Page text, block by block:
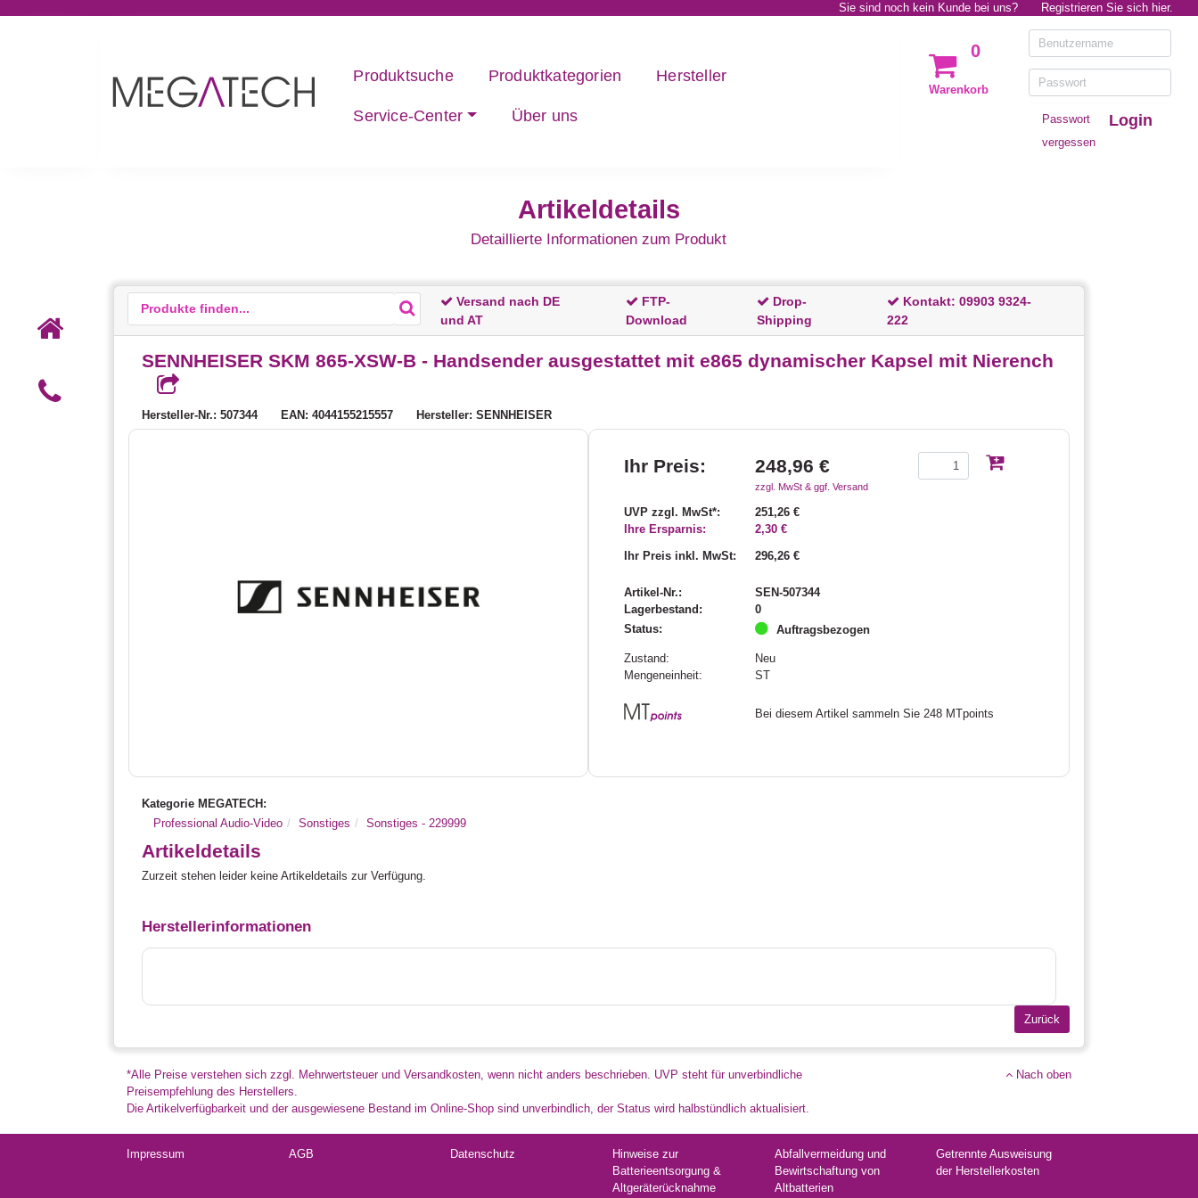
Sie sind noch kein Kunde bei uns? Registrieren Sie sich hier.
Produktsuche Produktkategorien Hersteller
Service-Center Über uns
0
Warenkorb
Passwort
vergessen
Login
Artikeldetails
Detaillierte Informationen zum Produkt
Versand nach DE
und AT
FTP-
Download
Drop-
Shipping
Kontakt:09903 9324-
222
SENNHEISER SKM 865-XSW-B - Handsender ausgestattet mit e865 dynamischer Kapsel mit Nierench
Hersteller-Nr.: 507344 EAN: 4044155215557 Hersteller: SENNHEISER
Ihr Preis: 248,96 €
zzgl. MwSt & ggf. Versand
UVP zzgl. MwSt*:
251,26 €
Ihre Ersparnis:
2,30 €
Ihr Preis inkl. MwSt:
296,26 €
Artikel-Nr.:
SEN-507344
Lagerbestand:
0
Status:
Auftragsbezogen
Zustand:
Neu
Mengeneinheit:
ST
Bei diesem Artikel sammeln Sie 248 MTpoints
Kategorie MEGATECH:
Professional Audio-Video
Sonstiges Sonstiges - 229999
Artikeldetails
Zurzeit stehen leider keine Artikeldetails zur Verfügung.
Herstellerinformationen
*Alle Preise verstehen sich zzgl. Mehrwertsteuer und Versandkosten, wenn nicht anders beschrieben. UVP steht für unverbindliche
Preisempfehlung des Herstellers.
Die Artikelverfügbarkeit und der ausgewiesene Bestand im Online-Shop sind unverbindlich, der Status wird halbstündlich aktualisiert.
Nach oben
Impressum AGB Datenschutz
Hinweise zur
Batterieentsorgung &
Altgeräterücknahme
Abfallvermeidung und
Bewirtschaftung von
Altbatterien
Getrennte Ausweisung
der Herstellerkosten